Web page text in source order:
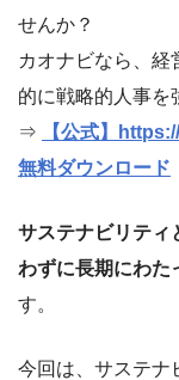
せんか？
カオナビなら、経
的に戦略的人事を
⇒
【公式】
無料ダウンロード
サステナビリティ
わずに長期にわた
す。
今回は、サステナ